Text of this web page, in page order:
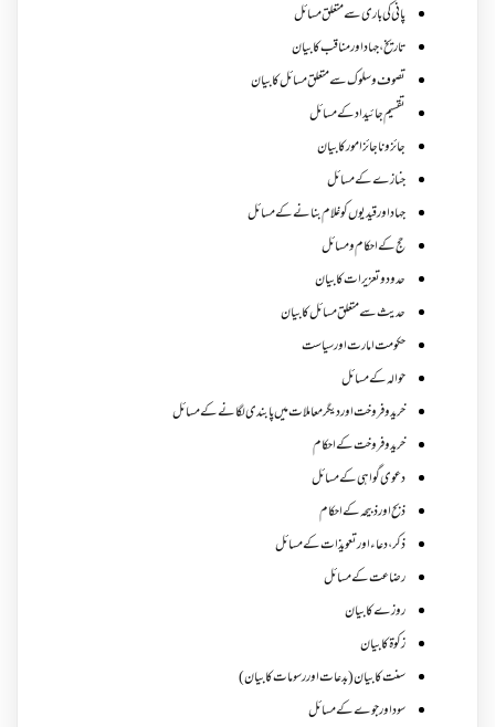
پانی کی باری سے متعلق مسائل
تاریخ،جہاد اور مناقب کا بیان
تصوف و سلوک سے متعلق مسائل کا بیان
تقسیم جائیداد کے مسائل
جائز و ناجائزامور کا بیان
جنازے کےمسائل
جہاد اور قیدیوں کو غلام بنانے کے مسائل
حج کے احکام ومسائل
حدود و تعزیرات کا بیان
حدیث سے متعلق مسائل کا بیان
حکومت امارت اور سیاست
حوالہ کے مسائل
خرید و فروخت اور دیگر معاملات میں پابندی لگانے کے مسائل
خرید و فروخت کے احکام
دعوی گواہی کے مسائل
ذبح اور ذبیحہ کے احکام
ذکر،دعاء اور تعویذات کے مسائل
رضاعت کے مسائل
روزے کا بیان
زکوة کابیان
سنت کا بیان (بدعات اور رسومات کا بیان)
سود اور جوے کے مسائل